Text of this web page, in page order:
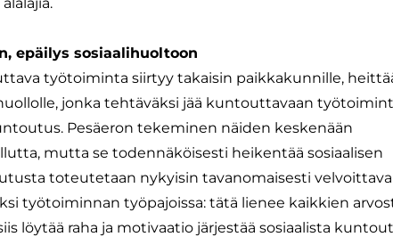
epäilys sosiaalihuoltoon
työtoiminta siirtyy takaisin paikkakunnille,
jonka tehtäväksi jää kuntouttavaan
Pesäeron tekeminen näiden keskenään
mutta se todennäköisesti heikentää sosiaalisen
toteutetaan nykyisin tavanomaisesti
työtoiminnan työpajoissa: tätä lienee kaikkien
löytää raha ja motivaatio järjestää sosiaalista